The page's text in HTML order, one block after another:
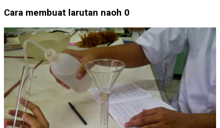
Cara membuat larutan naoh 0